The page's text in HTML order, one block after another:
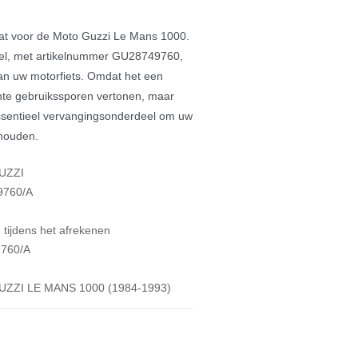
voor de Moto Guzzi Le Mans 1000.
met artikelnummer GU28749760,
uw motorfiets. Omdat het een
gebruikssporen vertonen, maar
vervangingsonderdeel om uw
A
tijdens het afrekenen
A
LE MANS 1000 (1984-1993)